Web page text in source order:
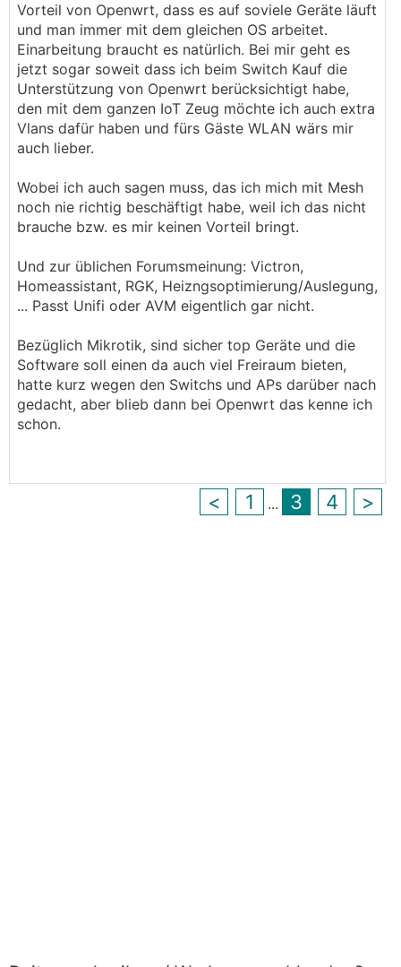
Vorteil von Openwrt, dass es auf soviele Geräte läuft
und man immer mit dem gleichen OS arbeitet.
Einarbeitung braucht es natürlich. Bei mir geht es
jetzt sogar soweit dass ich beim Switch Kauf die
Unterstützung von Openwrt berücksichtigt habe,
den mit dem ganzen IoT Zeug möchte ich auch extra
Vlans dafür haben und fürs Gäste WLAN wärs mir
auch lieber.
Wobei ich auch sagen muss, das ich mich mit Mesh
noch nie richtig beschäftigt habe, weil ich das nicht
brauche bzw. es mir keinen Vorteil bringt.
Und zur üblichen Forumsmeinung: Victron,
Homeassistant, RGK, Heizngsoptimierung/Auslegung,
... Passt Unifi oder AVM eigentlich gar nicht.
Bezüglich Mikrotik, sind sicher top Geräte und die
Software soll einen da auch viel Freiraum bieten,
hatte kurz wegen den Switchs und APs darüber nach
gedacht, aber blieb dann bei Openwrt das kenne ich
schon.
< 1 ... 3 4 >